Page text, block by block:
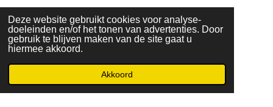
Deze website gebruikt cookies voor analyse-
doeleinden en/of het tonen van advertenties. Door
gebruik te blijven maken van de site gaat u
hiermee akkoord.
Akkoord
Veilig betalen
© 2021 - 2026 Veraa Mode
Powered byJouwWeb